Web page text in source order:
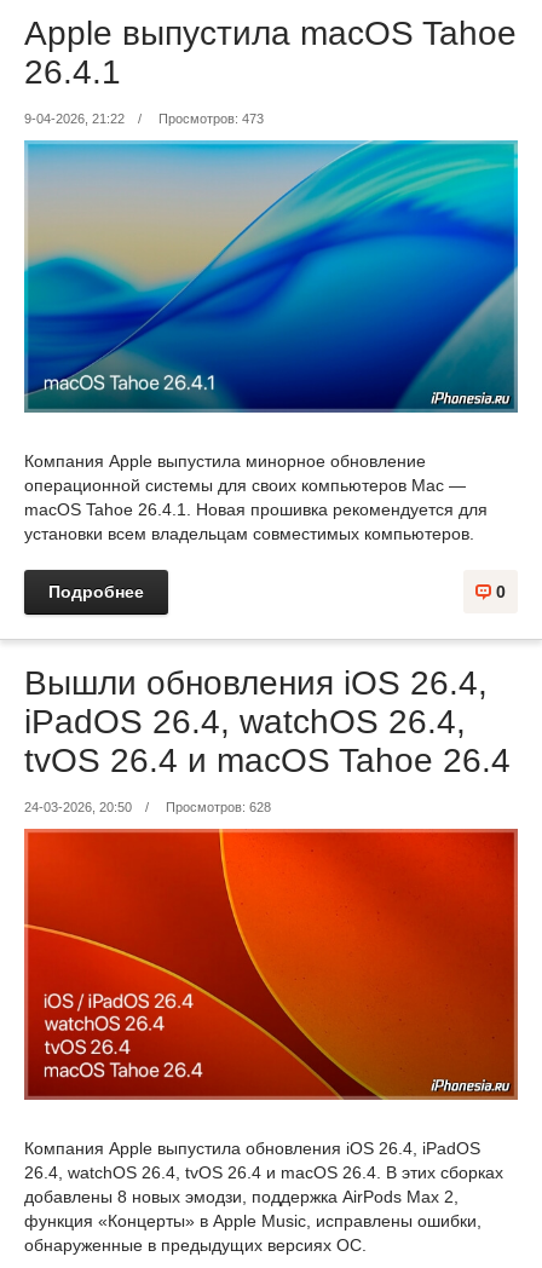
Apple выпустила macOS Tahoe
26.4.1
9-04-2026, 21:22 / Просмотров: 473
Компания Apple выпустила минорное обновление
операционной системы для своих компьютеров Mac —
macOS Tahoe 26.4.1. Новая прошивка рекомендуется для
установки всем владельцам совместимых компьютеров.
Подробнее 0
Вышли обновления iOS 26.4,
iPadOS 26.4, watchOS 26.4,
tvOS 26.4 и macOS Tahoe 26.4
24-03-2026, 20:50 / Просмотров: 628
Компания Apple выпустила обновления iOS 26.4, iPadOS
26.4, watchOS 26.4, tvOS 26.4 и macOS 26.4. В этих сборках
добавлены 8 новых эмодзи, поддержка AirPods Max 2,
функция «Концерты» в Apple Music, исправлены ошибки,
обнаруженные в предыдущих версиях ОС.